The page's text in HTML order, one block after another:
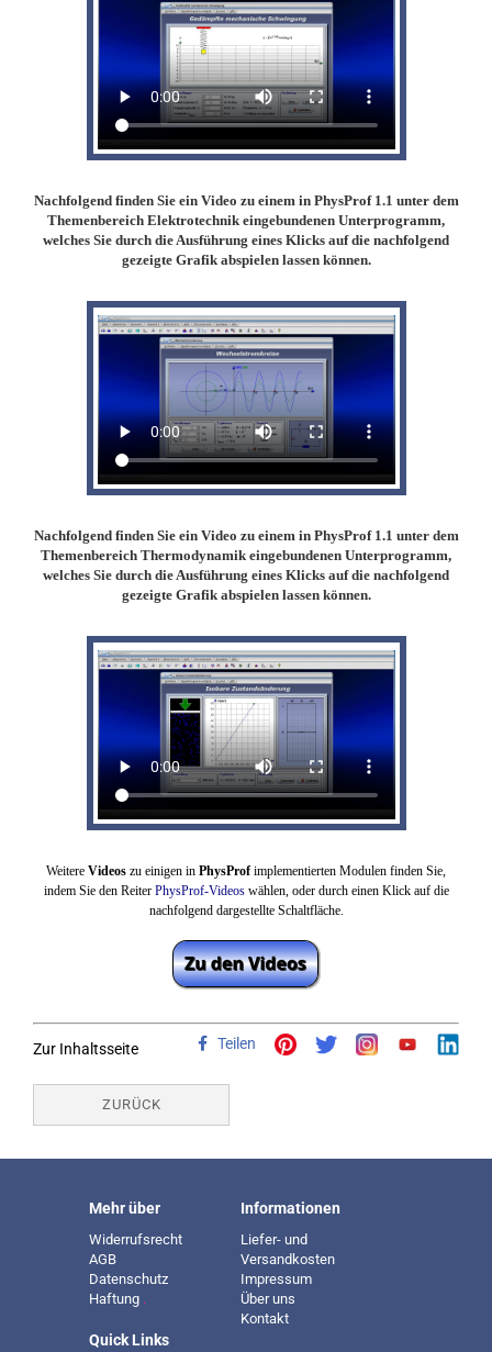
Nachfolgend finden Sie ein Video zu einem in PhysProf 1.1 unter dem
Themenbereich Elektrotechnik eingebundenen Unterprogramm,
welches Sie durch die Ausführung eines Klicks auf die nachfolgend
gezeigte Grafik abspielen lassen können.
Nachfolgend finden Sie ein Video zu einem in PhysProf 1.1 unter dem
Themenbereich Thermodynamik eingebundenen Unterprogramm,
welches Sie durch die Ausführung eines Klicks auf die nachfolgend
gezeigte Grafik abspielen lassen können.
Weitere Videos zu einigen in PhysProfimplementierten Modulen finden Sie,
indem Sie den Reiter PhysProf-Videos wählen, oder durch einen Klick auf die
nachfolgend dargestellte Schaltfläche.
Zur Inhaltsseite Teilen
ZURÜCK
Mehr über
Widerrufsrecht
AGB
Datenschutz
Haftung .
Informationen
Liefer- und
Versandkosten
Impressum
Über uns
Kontakt
Quick Links